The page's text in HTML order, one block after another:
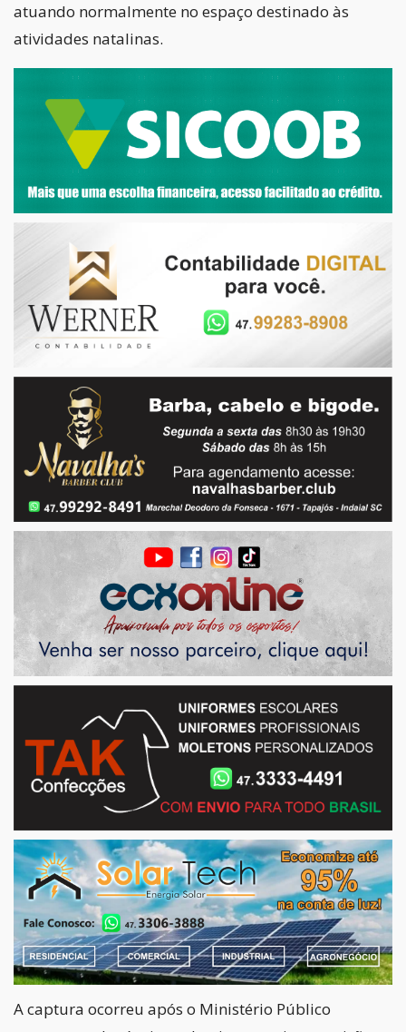
atuando normalmente no espaço destinado às
atividades natalinas.
A captura ocorreu após o Ministério Público